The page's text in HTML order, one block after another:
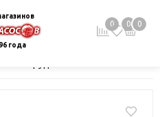
года
0 0 0